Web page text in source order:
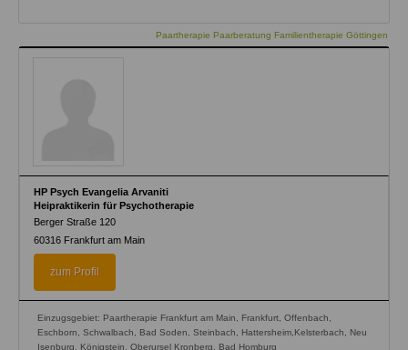
Paartherapie Paarberatung Familientherapie Göttingen
HP Psych Evangelia Arvaniti
Heipraktikerin für Psychotherapie
Berger Straße 120
60316 Frankfurt am Main
zum Profil
Einzugsgebiet: Paartherapie Frankfurt am Main, Frankfurt, Offenbach,
Eschborn, Schwalbach, Bad Soden, Steinbach, Hattersheim,Kelsterbach, Neu
Isenburg, Königstein, Oberursel Kronberg, Bad Homburg